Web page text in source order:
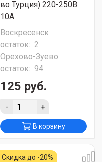
во Турция) 220-250В
10А
Воскресенск
остаток: 2
Орехово-Зуево
остаток: 94
125 руб.
- +
В корзину
Скидка до -20%